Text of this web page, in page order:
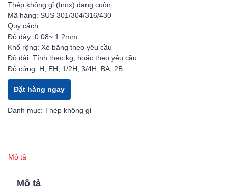
Thép không gỉ (Inox) dạng cuộn
Mã hàng: SUS 301/304/316/430
Quy cách:
Độ dày: 0.08~ 1.2mm
Khổ rộng: Xẻ băng theo yêu cầu
Độ dài: Tính theo kg, hoặc theo yêu cầu
Độ cứng: H, EH, 1/2H, 3/4H, BA, 2B…
Đặt hàng ngay
Danh mục: Thép không gỉ
Mô tả
Mô tả